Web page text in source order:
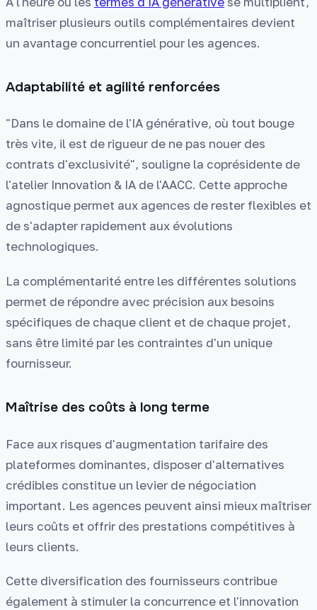
maîtriser plusieurs outils complémentaires devient
un avantage concurrentiel pour les agences.
Adaptabilité et agilité renforcées
"Dans le domaine de l'IA générative, où tout bouge
très vite, il est de rigueur de ne pas nouer des
contrats d'exclusivité", souligne la coprésidente de
l'atelier Innovation & IA de l'AACC. Cette approche
agnostique permet aux agences de rester flexibles et
de s'adapter rapidement aux évolutions
technologiques.
La complémentarité entre les différentes solutions
permet de répondre avec précision aux besoins
spécifiques de chaque client et de chaque projet,
sans être limité par les contraintes d'un unique
fournisseur.
Maîtrise des coûts à long terme
Face aux risques d'augmentation tarifaire des
plateformes dominantes, disposer d'alternatives
crédibles constitue un levier de négociation
important. Les agences peuvent ainsi mieux maîtriser
leurs coûts et offrir des prestations compétitives à
leurs clients.
Cette diversification des fournisseurs contribue
également à stimuler la concurrence et l'innovation